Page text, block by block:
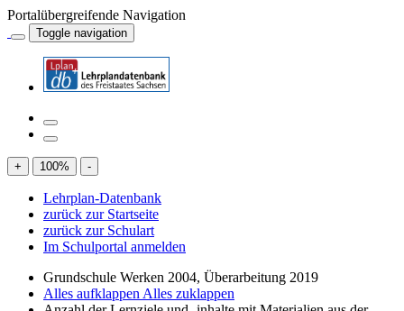
Portalübergreifende Navigation
Toggle navigation
+ 100% -
Lehrplan-Datenbank
zurück zur Startseite
zurück zur Schulart
Im Schulportal anmelden
Grundschule Werken 2004, Überarbeitung 2019
Alles aufklappen Alles zuklappen